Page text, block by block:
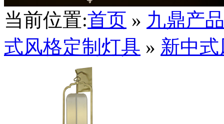
当前位置:首页 » 九鼎产
式风格定制灯具 » 新中